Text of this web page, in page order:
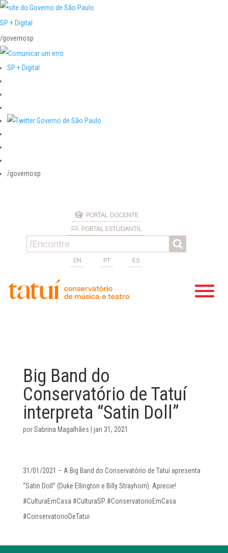
SP + Digital
/governosp
SP + Digital
/governosp
PORTAL DOCENTE
PORTAL ESTUDANTIL
EN PT ES
Big Band do
Conservatório de Tatuí
interpreta “Satin Doll”
porSabrina Magalhães jan 31, 2021
31/01/2021 – A Big Band do Conservatório de Tatuí apresenta
“Satin Doll” (Duke Ellington e Billy Strayhorn). Aprecie!
#CulturaEmCasa #CulturaSP #ConservatorioEmCasa
#ConservatorioDeTatui